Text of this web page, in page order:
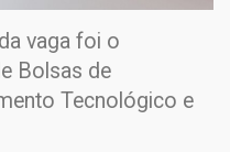
vaga foi o
Bolsas de
Tecnológico e